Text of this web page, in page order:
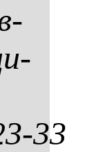
33